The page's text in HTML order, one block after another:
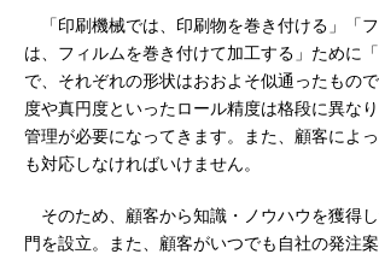
「印刷機械では、印刷物を巻き付ける」「
は、フィルムを巻き付けて加工する」ために「
で、それぞれの形状はおおよそ似通ったもの
度や真円度といったロール精度は格段に異な
管理が必要になってきます。また、顧客によ
も対応しなければいけません。
そのため、顧客から知識・ノウハウを獲得
門を設立。また、顧客がいつでも自社の発注